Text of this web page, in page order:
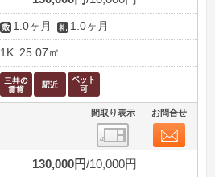
1.0ヶ月 1.0ヶ月
1K 25.07㎡
間取り表示 お問合せ
130,000円 10,000円